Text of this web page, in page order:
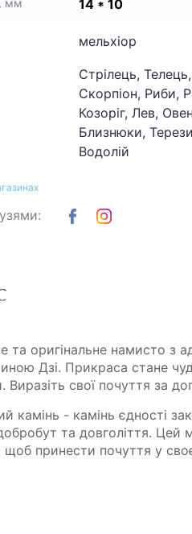
мм 14 * 10
мельхіор
Стрілець, Телець,
Скорпіон, Риби,
Козоріг, Лев,
Близнюки,
Водолій
та оригінальне намисто з
Дзі. Прикраса стане
Виразіть свої почуття за
камінь - камінь єдності
та довголіття. Цей
щоб принести почуття у